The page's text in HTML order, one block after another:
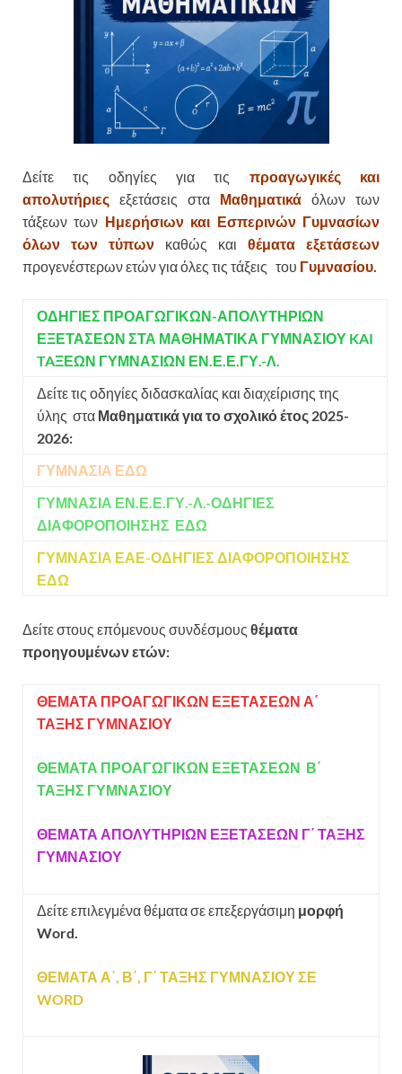
Δείτε τις οδηγίες για τις προαγωγικές και
απολυτήριες εξετάσεις στα Μαθηματικά όλων των
τάξεων των Ημερήσιων και Εσπερινών Γυμνασίων
όλων των τύπων καθώς και θέματα εξετάσεων
προγενέστερων ετών για όλες τις τάξεις του Γυμνασίου.
ΟΔΗΓΙΕΣ ΠΡΟΑΓΩΓΙΚΩΝ-ΑΠΟΛΥΤΗΡΙΩΝ
ΕΞΕΤΑΣΕΩΝ ΣΤΑ ΜΑΘΗΜΑΤΙΚΑ ΓΥΜΝΑΣΙΟΥ KAI
TAΞΕΩΝ ΓΥΜΝΑΣΙΩΝ ΕΝ.Ε.Ε.ΓΥ.-Λ.
Δείτε τις οδηγίες διδασκαλίας και διαχείρισης της
ύλης στα Μαθηματικά για το σχολικό έτος 2025-
2026:
ΓΥΜΝΑΣΙΑ ΕΔΩ
ΓΥΜΝΑΣΙΑ ΕΝ.Ε.Ε.ΓΥ.-Λ.-ΟΔΗΓΙΕΣ
ΔΙΑΦΟΡΟΠΟΙΗΣΗΣ ΕΔΩ
ΓΥΜΝΑΣΙΑ ΕΑΕ-ΟΔΗΓΙΕΣ ΔΙΑΦΟΡΟΠΟΙΗΣΗΣ
ΕΔΩ
Δείτε στους επόμενους συνδέσμους θέματα
προηγουμένων ετών:
ΘΕΜΑΤΑ ΠΡΟΑΓΩΓΙΚΩΝ ΕΞΕΤΑΣΕΩΝ Α΄
ΤΑΞΗΣ ΓΥΜΝΑΣΙΟΥ
ΘΕΜΑΤΑ ΠΡΟΑΓΩΓΙΚΩΝ ΕΞΕΤΑΣΕΩΝ Β΄
ΤΑΞΗΣ ΓΥΜΝΑΣΙΟΥ
ΘΕΜΑΤΑ ΑΠΟΛΥΤΗΡΙΩΝ ΕΞΕΤΑΣΕΩΝ Γ΄ ΤΑΞΗΣ
ΓΥΜΝΑΣΙΟΥ
Δείτε επιλεγμένα θέματα σε επεξεργάσιμη μορφή
Word.
ΘΕΜΑΤΑ Α΄, Β΄, Γ΄ ΤΑΞΗΣ ΓΥΜΝΑΣΙΟΥ ΣΕ
WORD